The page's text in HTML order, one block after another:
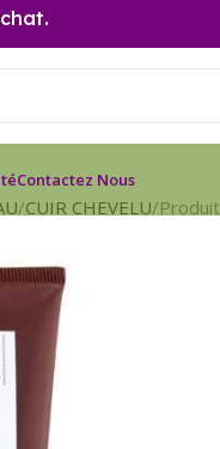
Contactez Nous
CUIR CHEVELU Produit